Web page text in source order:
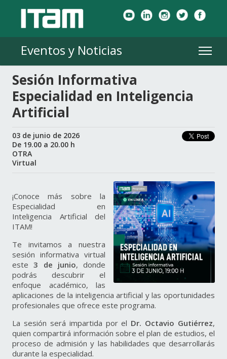
Eventos y Noticias
Sesión Informativa
Especialidad en Inteligencia
Artificial
03 de junio de 2026
De 19.00 a 20.00 h
OTRA
Virtual
¡Conoce más sobre la
Especialidad en
Inteligencia Artificial del
ITAM!
Te invitamos a nuestra
sesión informativa virtual
este3 de junio, donde
podrás descubrir el
enfoque académico, las
aplicaciones de la inteligencia artificial y las oportunidades
profesionales que ofrece este programa.
La sesión será impartida por el Dr. Octavio Gutiérrez,
quien compartirá información sobre el plan de estudios, el
proceso de admisión y las habilidades que desarrollarás
durante la especialidad.